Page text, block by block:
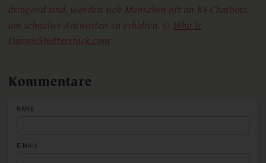
dringend sind, wenden sich Menschen oft an KI-Chatbots,
um schneller Antworten zu erhalten. © Who Is
Danny/Shutterstock.com
Kommentare
NAME
E-MAIL